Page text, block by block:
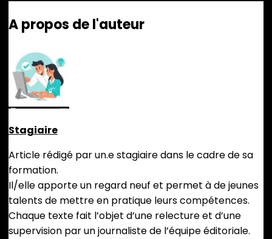
A propos de l'auteur
Stagiaire
Article rédigé par un.e stagiaire dans le cadre de sa
formation.
Il/elle apporte un regard neuf et permet à de jeunes
talents de mettre en pratique leurs compétences.
Chaque texte fait l’objet d’une relecture et d’une
supervision par un journaliste de l’équipe éditoriale.